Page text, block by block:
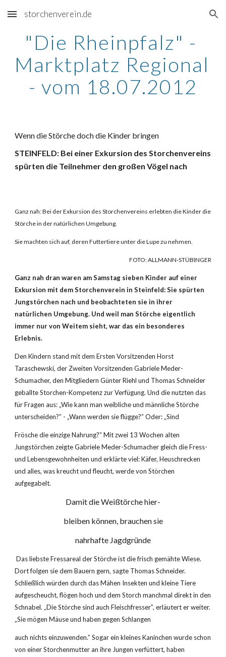
Skip to main content Skip to navigation
storchenverein.de
"Die Rheinpfalz" -
Marktplatz Regional
- vom 18.07.2012
Wenn die Störche doch die Kinder bringen
STEINFELD: Bei einer Exkursion des Storchenvereins
spürten die Teilnehmer den großen Vögel nach
Ganz nah: Bei der Exkursion des Storchenvereins erlebten die Kinder die
Störche in der natürlichen Umgebung.
Sie machten sich auf, deren Futtertiere unter die Lupe zu nehmen.
FOTO: ALLMANN-STÜBINGER
Ganz nah dran waren am Samstag sieben Kinder auf einer
Exkursion mit dem Storchenverein in Steinfeld: Sie spürten
Jungstörchen nach und beobachteten sie in ihrer
natürlichen Umgebung. Und weil man Störche eigentlich
immer nur von Weitem sieht, war das ein besonderes
Erlebnis.
Den Kindern stand mit dem Ersten Vorsitzenden Horst
Taraschewski, der Zweiten Vorsitzenden Gabriele Meder-
Schumacher, den Mitgliedern Günter Riehl und Thomas Schneider
geballte Storchen-Kompetenz zur Verfügung. Und die nutzten das
für Fragen aus: „Wie kann man weibliche und männliche Störche
unterscheiden?” - „Wann werden sie flügge?” Oder: „Sind
Frösche die einzige Nahrung?” Mit zwei 13 Wochen alten
Jungstörchen zeigte Gabriele Meder-Schumacher gleich die Fress-
und Lebensgewohnheiten und erklärte viel: Käfer, Heuschrecken
und alles, was kreucht und fleucht, werde von Störchen
aufgegabelt.
Damit die Weißtörche hier-
bleiben können, brauchen sie
nahrhafte Jagdgründe
Das liebste Fressareal der Störche ist die frisch gemähte Wiese.
Dort folgen sie dem Bauern gern, sagte Thomas Schneider.
Schließlich würden durch das Mähen Insekten und kleine Tiere
aufgescheucht, flögen hoch und dem Storch manchmal direkt in den
Schnabel. „Die Störche sind auch Fleischfresser”, erläutert er weiter.
„Sie mögen Mäuse und haben gegen Schlangen
auch nichts einzuwenden.” Sogar ein kleines Kaninchen wurde schon
von einer Storchenmutter an ihre Jungen verfüttert, haben